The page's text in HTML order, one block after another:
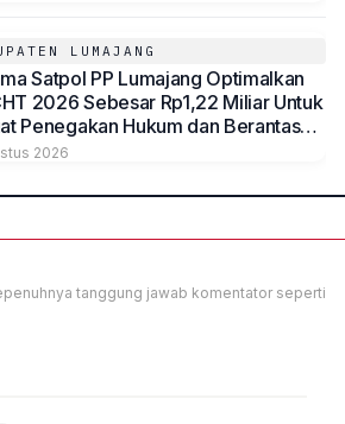
LUMAJANG
Satpol PP Lumajang Optimalkan
2026 Sebesar Rp1,22 Miliar Untuk
Penegakan Hukum dan Berantas
Ilegal
2026
tanggung jawab komentator seperti